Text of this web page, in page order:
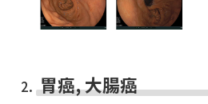
胃癌, 大腸癌